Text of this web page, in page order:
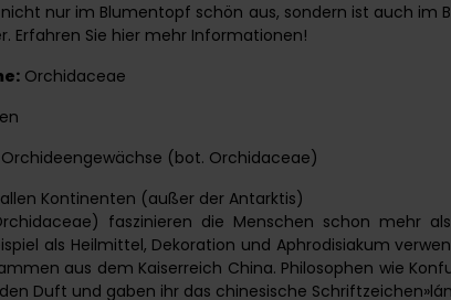
nur im Blumentopf schön aus, sondern ist auch im
Erfahren Sie hier mehr Informationen!
Orchidaceae
Orchideengewächse (bot. Orchidaceae)
Kontinenten (außer der Antarktis)
faszinieren die Menschen schon mehr
als Heilmittel, Dekoration und Aphrodisiakum
aus dem Kaiserreich China. Philosophen wie
Duft und gaben ihr das chinesische